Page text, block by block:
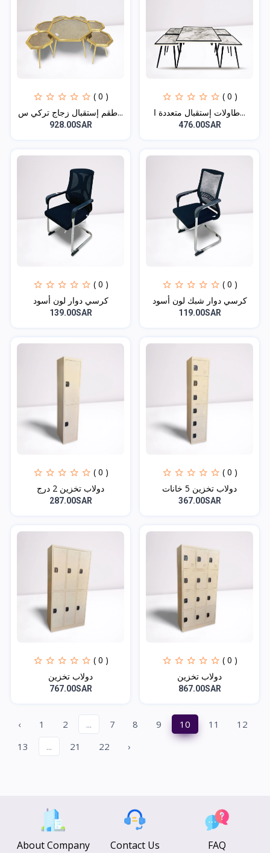
( 0 )
طقم إستقبال زجاج تركي س...
928.00SAR
( 0 )
طاولات إستقبال متعددة ا...
476.00SAR
( 0 )
كرسي دوار لون أسود
139.00SAR
( 0 )
كرسي دوار شبك لون أسود
119.00SAR
( 0 )
دولاب تخزين 2 درج
287.00SAR
( 0 )
دولاب تخزين 5 خانات
367.00SAR
( 0 )
دولاب تخزين
767.00SAR
( 0 )
دولاب تخزين
867.00SAR
‹ 1 2 ... 7 8 9 10 11
12
13
... 21 22 ›
About Company Contact Us FAQ